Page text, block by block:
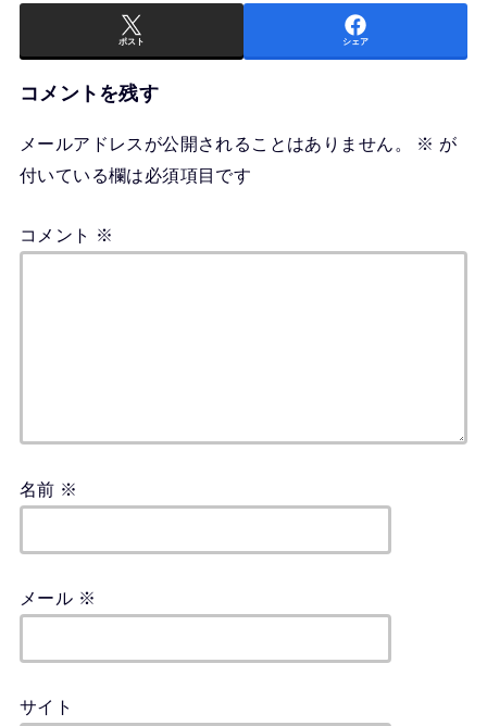
ポスト シェア
コメントを残す
メールアドレスが公開されることはありません。 ※ が
付いている欄は必須項目です
コメント ※
名前 ※
メール ※
サイト